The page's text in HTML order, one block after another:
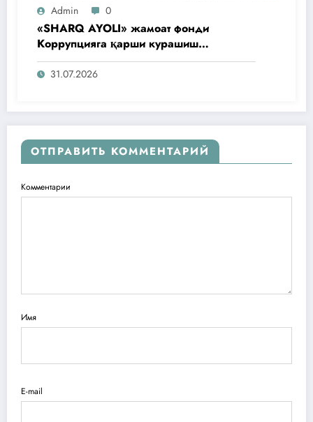
Admin 0
«SHARQ AYOLI» жамоат фонди
Коррупцияга қарши курашиш
агентлигидаги жамоат эшитувида
ташаббусларини тақдим этди
31.07.2026
ОТПРАВИТЬ КОММЕНТАРИЙ
Комментарии
Имя
E-mail